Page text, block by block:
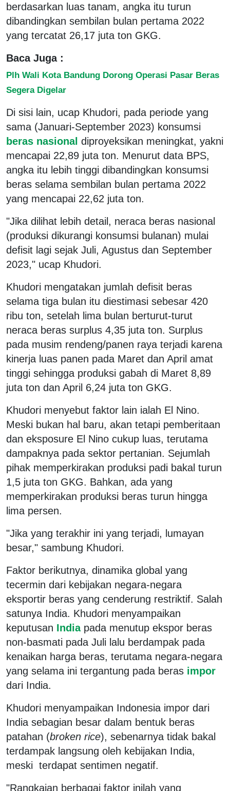
berdasarkan luas tanam, angka itu turun
dibandingkan sembilan bulan pertama 2022
yang tercatat 26,17 juta ton GKG.
Baca Juga :
Plh Wali Kota Bandung Dorong Operasi Pasar Beras
Segera Digelar
Di sisi lain, ucap Khudori, pada periode yang
sama (Januari-September 2023) konsumsi
beras nasional diproyeksikan meningkat, yakni
mencapai 22,89 juta ton. Menurut data BPS,
angka itu lebih tinggi dibandingkan konsumsi
beras selama sembilan bulan pertama 2022
yang mencapai 22,62 juta ton.
"Jika dilihat lebih detail, neraca beras nasional
(produksi dikurangi konsumsi bulanan) mulai
defisit lagi sejak Juli, Agustus dan September
2023," ucap Khudori.
Khudori mengatakan jumlah defisit beras
selama tiga bulan itu diestimasi sebesar 420
ribu ton, setelah lima bulan berturut-turut
neraca beras surplus 4,35 juta ton. Surplus
pada musim rendeng/panen raya terjadi karena
kinerja luas panen pada Maret dan April amat
tinggi sehingga produksi gabah di Maret 8,89
juta ton dan April 6,24 juta ton GKG.
Khudori menyebut faktor lain ialah El Nino.
Meski bukan hal baru, akan tetapi pemberitaan
dan eksposure El Nino cukup luas, terutama
dampaknya pada sektor pertanian. Sejumlah
pihak memperkirakan produksi padi bakal turun
1,5 juta ton GKG. Bahkan, ada yang
memperkirakan produksi beras turun hingga
lima persen.
"Jika yang terakhir ini yang terjadi, lumayan
besar," sambung Khudori.
Faktor berikutnya, dinamika global yang
tecermin dari kebijakan negara-negara
eksportir beras yang cenderung restriktif. Salah
satunya India. Khudori menyampaikan
keputusan India pada menutup ekspor beras
non-basmati pada Juli lalu berdampak pada
kenaikan harga beras, terutama negara-negara
yang selama ini tergantung pada beras impor
dari India.
Khudori menyampaikan Indonesia impor dari
India sebagian besar dalam bentuk beras
patahan (broken rice), sebenarnya tidak bakal
terdampak langsung oleh kebijakan India,
meski terdapat sentimen negatif.
"Rangkaian berbagai faktor inilah yang